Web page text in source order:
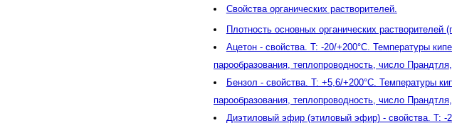
Свойства органических растворителей.
Плотность основных органических растворителей
Ацетон - свойства. T: -20/+200°C. Температуры
парообразования, теплопроводность, число
Бензол - свойства. T: +5,6/+200°C. Температуры
парообразования, теплопроводность, число
Диэтиловый эфир (этиловый эфир) - свойства. T: -